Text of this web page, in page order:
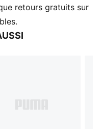
d’au moins 20 %
retours gratuits sur